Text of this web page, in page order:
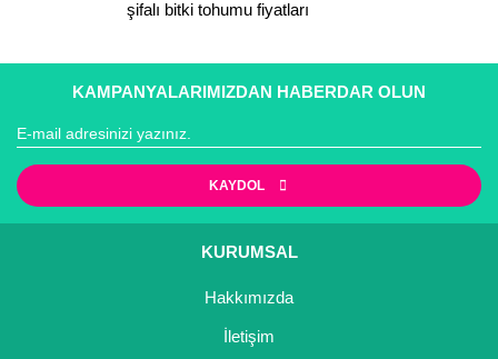
şifalı bitki tohumu fiyatları
KAMPANYALARIMIZDAN HABERDAR OLUN
KAYDOL
KURUMSAL
Hakkımızda
İletişim
Zeytin Fidanı